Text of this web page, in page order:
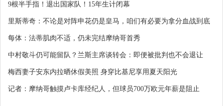
9根半手指！退出国家队！15年生计闭幕
里斯蒂奇：不论是对阵申花仍是皇马，咱们有必要为拿分血战到底
每体：法蒂肌肉不适，仍未完结摩纳哥首秀
中村敬斗仍可能留队？兰斯主席谈转会：即便被批判也不会退让
梅西妻子安东内拉晒休假美照 身穿比基尼享用夏天阳光
记者：摩纳哥触摸卢卡库经纪人，但球员700万欧元年薪是阻止